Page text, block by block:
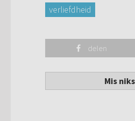
verliefdheid
delen
Mis